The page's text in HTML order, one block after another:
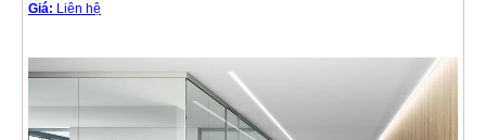
Giá: Liên hệ